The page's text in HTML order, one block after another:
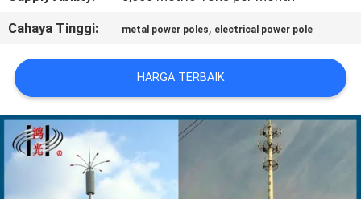
KONTROL
KUALITAS
HUBUNGI
KAMI
BERITA
Cahaya Tinggi:
metal power poles, electrical power pole
HARGA TERBAIK